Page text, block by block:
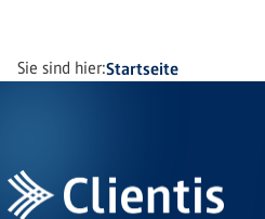
Sie sind hier:Startseite